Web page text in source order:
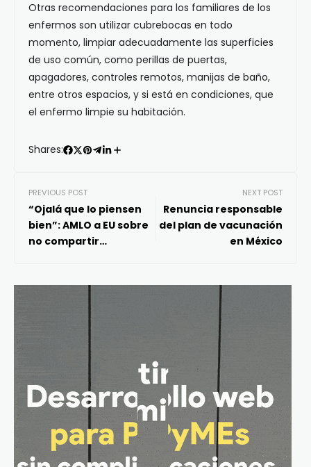
Otras recomendaciones para los familiares de los
enfermos son utilizar cubrebocas en todo
momento, limpiar adecuadamente las superficies
de uso común, como perillas de puertas,
apagadores, controles remotos, manijas de baño,
entre otros espacios, y si está en condiciones, que
el enfermo limpie su habitación.
Shares:
PREVIOUS POST
“Ojalá que lo piensen
bien”: AMLO a EU sobre
no compartir
estamos
NEXT POST
Renuncia responsable
del plan de vacunación
en México